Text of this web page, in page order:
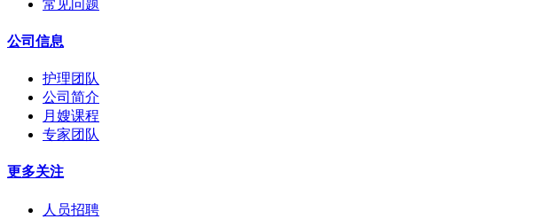
常见问题
公司信息
护理团队
公司简介
月嫂课程
专家团队
更多关注
人员招聘